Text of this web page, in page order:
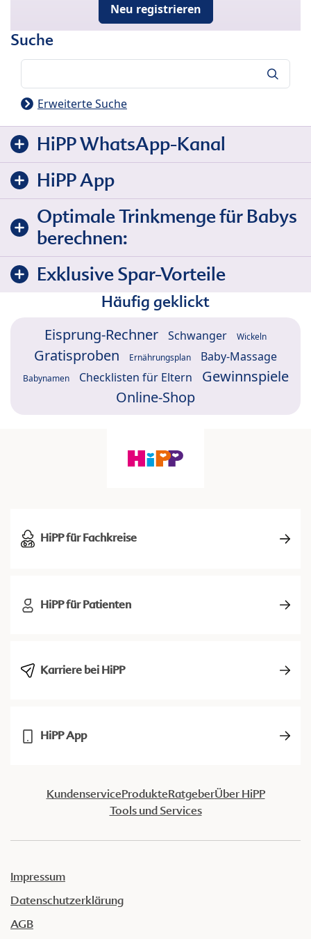
Neu registrieren
Suche
Erweiterte Suche
HiPP WhatsApp-Kanal
HiPP App
Optimale Trinkmenge für Babys
berechnen:
Exklusive Spar-Vorteile
Häufig geklickt
Eisprung-Rechner Schwanger Wickeln
Gratisproben Ernährungsplan Baby-Massage
Babynamen Checklisten für Eltern
Gewinnspiele
Online-Shop
HiPP für Fachkreise
HiPP für Patienten
Karriere bei HiPP
HiPP App
KundenserviceProdukteRatgeberÜber HiPP
Tools und Services
Impressum
Datenschutzerklärung
AGB